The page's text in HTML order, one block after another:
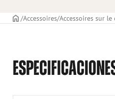
PAGE DE COUVERTURE
Accessoires Accessoires sur